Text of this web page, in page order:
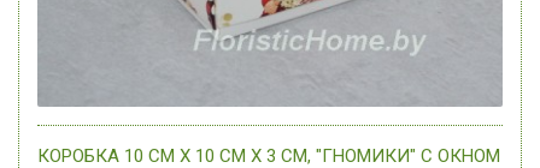
КОРОБКА 10 СМ Х 10 СМ Х 3 СМ, "ГНОМИКИ" С ОКНОМ